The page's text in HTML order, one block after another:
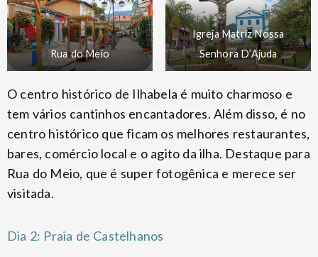
Rua do Meio
Igreja Matriz Nossa
Senhora D’Ajuda
O centro histórico de Ilhabela é muito charmoso e
tem vários cantinhos encantadores. Além disso, é no
centro histórico que ficam os melhores restaurantes,
bares, comércio local e o agito da ilha. Destaque para
Rua do Meio, que é super fotogênica e merece ser
visitada.
Dia 2: Praia de Castelhanos